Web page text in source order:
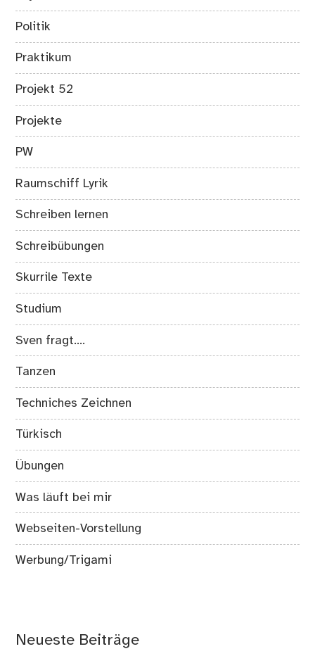
Politik
Praktikum
Projekt 52
Projekte
PW
Raumschiff Lyrik
Schreiben lernen
Schreibübungen
Skurrile Texte
Studium
Sven fragt….
Tanzen
Techniches Zeichnen
Türkisch
Übungen
Was läuft bei mir
Webseiten-Vorstellung
Werbung/Trigami
Neueste Beiträge